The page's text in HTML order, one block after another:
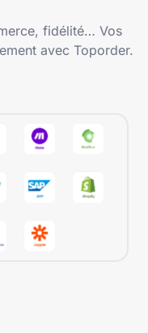
fidélité… Vos
avec Toporder.